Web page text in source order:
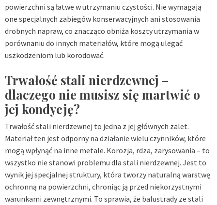
powierzchni są łatwe w utrzymaniu czystości. Nie wymagają
one specjalnych zabiegów konserwacyjnych ani stosowania
drobnych napraw, co znacząco obniża koszty utrzymania w
porównaniu do innych materiałów, które mogą ulegać
uszkodzeniom lub korodować.
Trwałość stali nierdzewnej –
dlaczego nie musisz się martwić o
jej kondycję?
Trwałość stali nierdzewnej to jedna z jej głównych zalet.
Materiał ten jest odporny na działanie wielu czynników, które
mogą wpłynąć na inne metale. Korozja, rdza, zarysowania – to
wszystko nie stanowi problemu dla stali nierdzewnej. Jest to
wynik jej specjalnej struktury, która tworzy naturalną warstwę
ochronną na powierzchni, chroniąc ją przed niekorzystnymi
warunkami zewnętrznymi. To sprawia, że balustrady ze stali